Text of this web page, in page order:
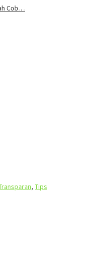
Cob…
, Tips